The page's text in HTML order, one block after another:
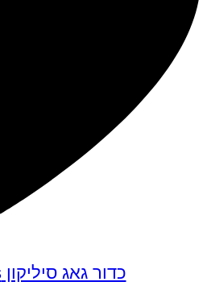
כדור גאג סיליקון Darkness